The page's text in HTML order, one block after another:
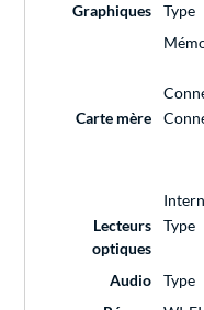
Graphiques
Type
Carte mère
Lecteurs
optiques
Type
Audio Type